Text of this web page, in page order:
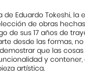
de Eduardo Tokeshi, la
de obras
de sus 17 años de
desde las formas,
que las
y contener,
artística.